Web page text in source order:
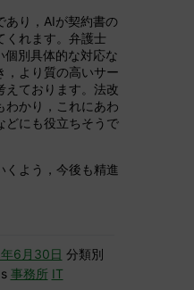
あり，AIが契約書の
くれます。弁護士
個別具体的な対応な
，より質の高いサー
えております。法改
わかり，これにあわ
どにも役立ちそうで
くよう，今後も精進
6月30日 分類別
事務所 IT